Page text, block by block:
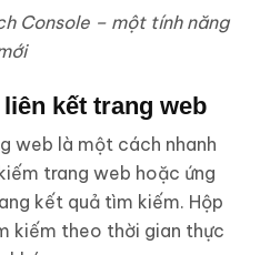
Console – một tính năng
kết trang web
web là một cách nhanh
trang web hoặc ứng
kết quả tìm kiếm. Hộp
kiếm theo thời gian thực